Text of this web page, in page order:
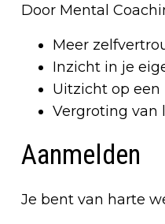
Door Mental
Meer
Inzicht in je
Uitzicht op
Vergroting van
Aanmelden
Je bent van harte